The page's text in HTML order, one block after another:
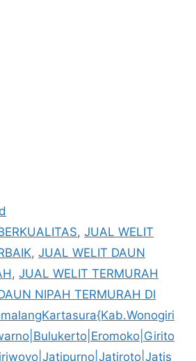
,JUAL WELIT
, JUAL WELIT DAUN
, JUAL WELIT TERMURAH
NIPAH TERMURAH DI